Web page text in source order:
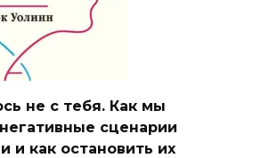
не с тебя. Как мы
сценарии
и как остановить их